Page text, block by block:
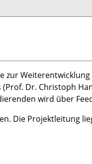
Dr. Christoph
wird über
Die Projektleitung